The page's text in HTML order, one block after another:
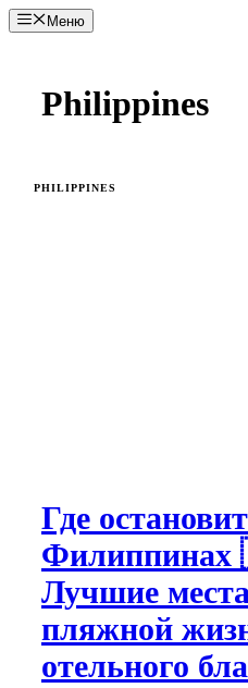
Перейти
к
Меню
Philippines
PHILIPPINES
Где
Лучшие
пляжной
отельного